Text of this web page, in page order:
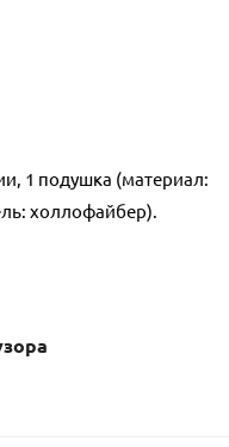
1 подушка (материал:
холлофайбер).